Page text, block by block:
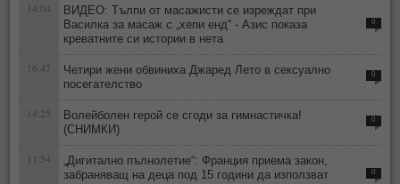
14:04
ВИДЕО: Тълпи от масажисти се изреждат при
Василка за масаж с „хепи енд“ - Азис показа
креватните си истории в нета
0
16:47
Четири жени обвиниха Джаред Лето в сексуално
посегателство
0
14:25
Волейболен герой се сгоди за гимнастичка!
(СНИМКИ)
0
11:54
„Дигитално пълнолетие“: Франция приема закон,
забраняващ на деца под 15 години да използват
0